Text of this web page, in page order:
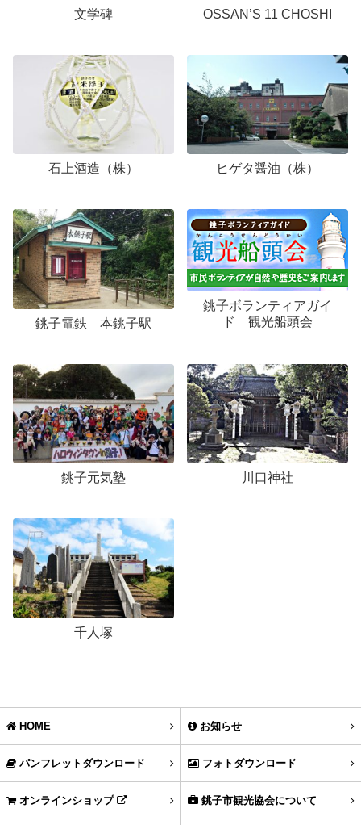
文学碑 OSSAN’S 11 CHOSHI
石上酒造（株） ヒゲタ醤油（株）
銚子電鉄 本銚子駅
銚子ボランティアガイ
ド 観光船頭会
銚子元気塾 川口神社
千人塚
HOME お知らせ
パンフレットダウンロード フォトダウンロード
オンラインショップ 銚子市観光協会について